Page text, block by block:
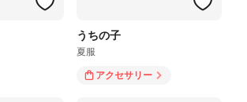
うちの子
夏服
アクセサリー